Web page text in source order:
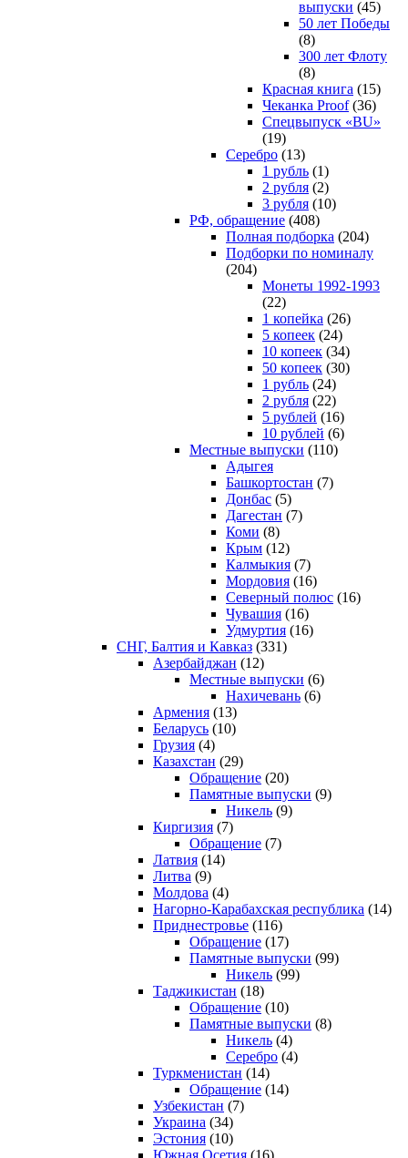
выпуски (45)
50 лет Победы
(8)
300 лет Флоту
(8)
Красная книга (15)
Чеканка Proof(36)
Спецвыпуск «BU»
(19)
Серебро (13)
1 рубль (1)
2 рубля (2)
3 рубля (10)
РФ, обращение (408)
Полная подборка (204)
Подборки по номиналу
(204)
Монеты 1992-1993
(22)
1 копейка (26)
5 копеек (24)
10 копеек (34)
50 копеек (30)
1 рубль (24)
2 рубля (22)
5 рублей (16)
10 рублей (6)
Местные выпуски (110)
Адыгея
Башкортостан (7)
Донбас (5)
Дагестан (7)
Коми (8)
Крым (12)
Калмыкия (7)
Мордовия (16)
Северный полюс (16)
Чувашия (16)
Удмуртия (16)
СНГ, Балтия и Кавказ (331)
Азербайджан (12)
Местные выпуски (6)
Нахичевань (6)
Армения (13)
Беларусь (10)
Грузия (4)
Казахстан (29)
Обращение (20)
Памятные выпуски (9)
Никель (9)
Киргизия (7)
Обращение (7)
Латвия (14)
Литва (9)
Молдова (4)
Нагорно-Карабахская республика (14)
Приднестровье (116)
Обращение (17)
Памятные выпуски (99)
Никель (99)
Таджикистан (18)
Обращение (10)
Памятные выпуски (8)
Никель (4)
Серебро (4)
Туркменистан (14)
Обращение (14)
Узбекистан (7)
Украина (34)
Эстония (10)
Южная Осетия (16)